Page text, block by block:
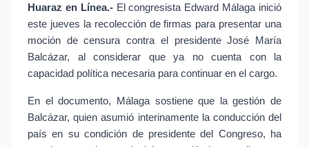
Huaraz en Línea.- El congresista Edward Málaga inició
este jueves la recolección de firmas para presentar una
moción de censura contra el presidente José María
Balcázar, al considerar que ya no cuenta con la
capacidad política necesaria para continuar en el cargo.
En el documento, Málaga sostiene que la gestión de
Balcázar, quien asumió interinamente la conducción del
país en su condición de presidente del Congreso, ha